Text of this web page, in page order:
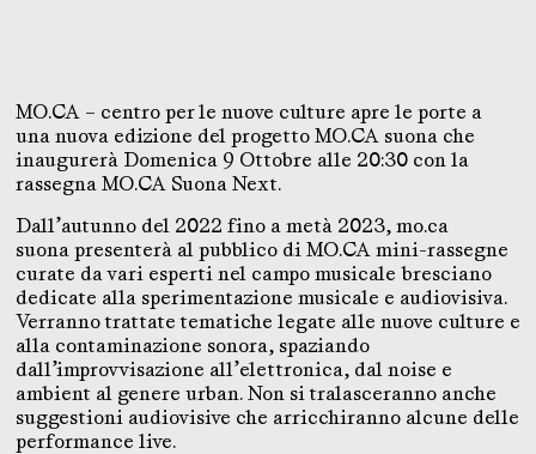
MO.CA – centro per le nuove culture apre le porte a
una nuova edizione del progetto MO.CA suona che
inaugurerà Domenica 9 Ottobre alle 20:30 con la
rassegna MO.CA Suona Next.
Dall’autunno del 2022 fino a metà 2023, mo.ca
suona presenterà al pubblico di MO.CA mini-rassegne
curate da vari esperti nel campo musicale bresciano
dedicate alla sperimentazione musicale e audiovisiva.
Verranno trattate tematiche legate alle nuove culture e
alla contaminazione sonora, spaziando
dall’improvvisazione all’elettronica, dal noise e
ambient al genere urban. Non si tralasceranno anche
suggestioni audiovisive che arricchiranno alcune delle
performance live.